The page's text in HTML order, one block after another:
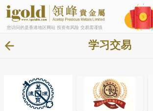
您访问的是香港地区网站 投资有风险 交易需谨慎
学习交易